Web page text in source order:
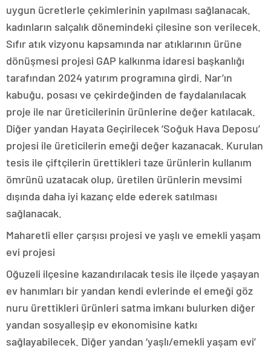
uygun ücretlerle çekimlerinin yapılması sağlanacak.
kadınların salçalık dönemindeki çilesine son verilecek.
Sıfır atık vizyonu kapsamında nar atıklarının ürüne
dönüşmesi projesi GAP kalkınma idaresi başkanlığı
tarafından 2024 yatırım programına girdi. Nar’ın
kabuğu, posası ve çekirdeğinden de faydalanılacak
proje ile nar üreticilerinin ürünlerine değer katılacak.
Diğer yandan Hayata Geçirilecek ‘Soğuk Hava Deposu’
projesi ile üreticilerin emeği değer kazanacak. Kurulan
tesis ile çiftçilerin ürettikleri taze ürünlerin kullanım
ömrünü uzatacak olup, üretilen ürünlerin mevsimi
dışında daha iyi kazanç elde ederek satılması
sağlanacak.
Maharetli eller çarşısı projesi ve yaşlı ve emekli yaşam
evi projesi
Oğuzeli ilçesine kazandırılacak tesis ile ilçede yaşayan
ev hanımları bir yandan kendi evlerinde el emeği göz
nuru ürettikleri ürünleri satma imkanı bulurken diğer
yandan sosyalleşip ev ekonomisine katkı
sağlayabilecek. Diğer yandan ‘yaşlı/emekli yaşam evi’